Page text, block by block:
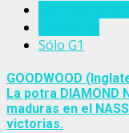
Sólo G1
GOODWOOD
La potra DIAMOND
maduras en el
victorias.